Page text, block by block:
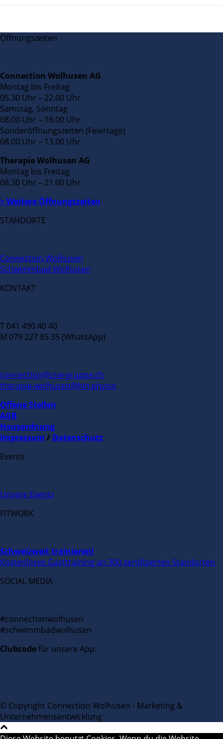
Öffnungszeiten
Connection Wolhusen AG
Montag bis Freitag
05.30 Uhr – 22.00 Uhr
Samstag, Sonntag
08.00 Uhr – 18.00 Uhr
Sonderöffnungszeiten (Feiertage)
08.00 Uhr – 13.00 Uhr
Therapie Wolhusen AG
Montag bis Freitag
08.30 Uhr – 21.00 Uhr
> Weitere Öffnungszeiten
STANDORTE
Connection Wolhusen
Schwimmbad Wolhusen
KONTAKT
T 041 490 40 40
M 079 227 85 35 (WhatsApp)
connection@csw-gruppe.ch
therapie-wolhusen@hin.physio
Offene Stellen
AGB
Hausordnung
Impressum / Datenschutz
Events
Unsere Events
FITWORK
Schweizweit trainieren!
Kostenloses Gasttraining an 300 zertifizierten Standorten
SOCIAL MEDIA
#connectionwolhusen
#schwimmbadwolhusen
Clubcodefür unsere App:
© Copyright Connection Wolhusen - Marketing &
Unternehmensentwicklung